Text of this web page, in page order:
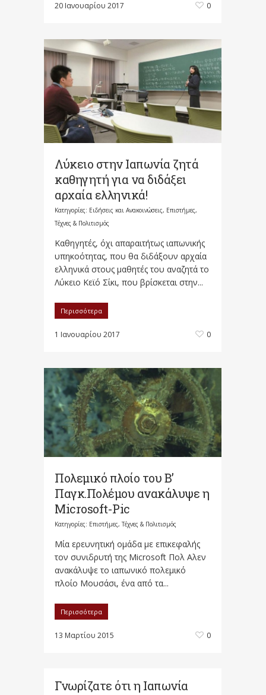
20 Ιανουαρίου 2017 0
Λύκειο στην Ιαπωνία ζητά
καθηγητή για να διδάξει
αρχαία ελληνικά!
Κατηγορίες: Ειδήσεις και Ανακοινώσεις, Επιστήμες,
Τέχνες & Πολιτισμός
Καθηγητές, όχι απαραιτήτως ιαπωνικής
υπηκοότητας, που θα διδάξουν αρχαία
ελληνικά στους μαθητές του αναζητά το
Λύκειο Κεϊό Σίκι, που βρίσκεται στην...
Περισσότερα
1 Ιανουαρίου 2017 0
Πολεμικό πλοίο του Β’
Παγκ.Πολέμου ανακάλυψε η
Microsoft-Pic
Κατηγορίες: Επιστήμες, Τέχνες & Πολιτισμός
Μία ερευνητική ομάδα με επικεφαλής
τον συνιδρυτή της Microsoft Πολ Αλεν
ανακάλυψε το ιαπωνικό πολεμικό
πλοίο Μουσάσι, ένα από τα...
Περισσότερα
13 Μαρτίου 2015 0
Γνωρίζατε ότι η Ιαπωνία